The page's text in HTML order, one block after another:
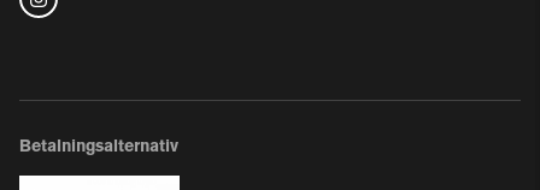
Betalningsalternativ